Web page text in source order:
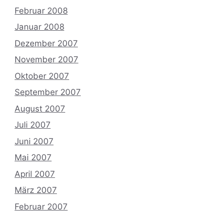
Februar 2008
Januar 2008
Dezember 2007
November 2007
Oktober 2007
September 2007
August 2007
Juli 2007
Juni 2007
Mai 2007
April 2007
März 2007
Februar 2007